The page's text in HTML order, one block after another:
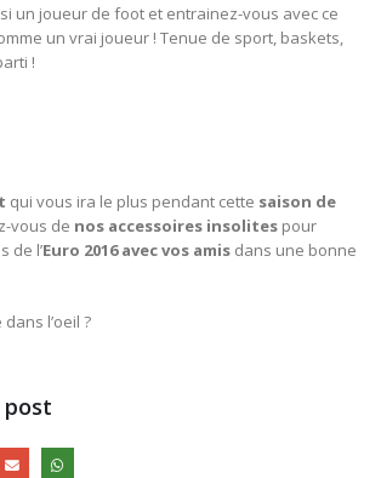
un joueur de foot et entrainez-vous avec ce
un vrai joueur ! Tenue de sport, baskets,
!
qui vous ira le plus pendant cette saison de
vous de nos accessoires insolites pour
de l’Euro 2016 avec vos amis dans une bonne
l’oeil ?
post